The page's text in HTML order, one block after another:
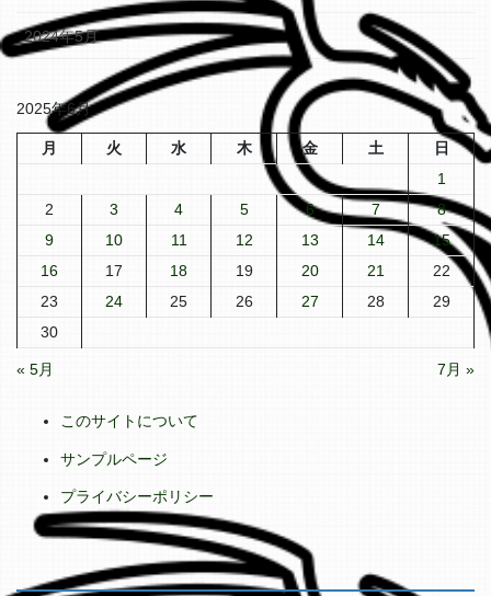
2024年5月
2025年6月
月 火 水 木 金 土
日
1
2
3 4 5 6 7
8
9
10 11 12 13 14
15
16
17 18 19 20 21
22
23
24 25 26 27 28
29
30
« 5月 7月 »
このサイトについて
サンプルページ
プライバシーポリシー